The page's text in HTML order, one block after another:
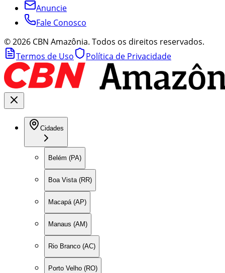
Anuncie
Fale Conosco
©2026 CBN Amazônia. Todos os direitos reservados.
Termos de Uso
Política de Privacidade
Cidades
Belém (PA)
Boa Vista (RR)
Macapá (AP)
Manaus (AM)
Rio Branco (AC)
Porto Velho (RO)